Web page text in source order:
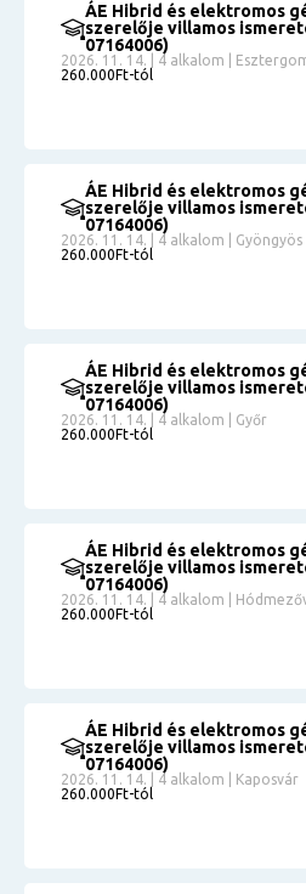
ÁE Hibrid és elektromos
szerelője villamos
07164006)
2026. 11. 14. | 4 alkalom |
260.000Ft-tól
ÁE Hibrid és elektromos
szerelője villamos
07164006)
2026. 11. 14. | 4 alkalom | Gyöngyös
260.000Ft-tól
ÁE Hibrid és elektromos
szerelője villamos
07164006)
2026. 11. 14. | 4 alkalom | Győr
260.000Ft-tól
ÁE Hibrid és elektromos
szerelője villamos
07164006)
2026. 11. 14. | 4 alkalom |
260.000Ft-tól
ÁE Hibrid és elektromos
szerelője villamos
07164006)
2026. 11. 14. | 4 alkalom | Kaposvár
260.000Ft-tól